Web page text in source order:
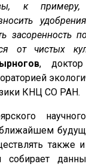
к
засоренность
от чистых
, доктор
КНЦ СО РАН.
также
собирает